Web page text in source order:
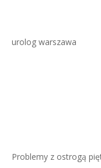
urolog warszawa
Problemy z ostrogą